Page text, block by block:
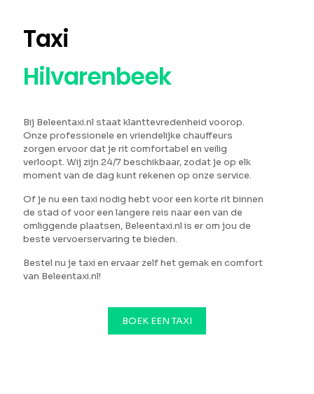
Taxi
Hilvarenbeek
Bij Beleentaxi.nl staat klanttevredenheid voorop.
Onze professionele en vriendelijke chauffeurs
zorgen ervoor dat je rit comfortabel en veilig
verloopt. Wij zijn 24/7 beschikbaar, zodat je op elk
moment van de dag kunt rekenen op onze service.
Of je nu een taxi nodig hebt voor een korte rit binnen
de stad of voor een langere reis naar een van de
omliggende plaatsen, Beleentaxi.nl is er om jou de
beste vervoerservaring te bieden.
Bestel nu je taxi en ervaar zelf het gemak en comfort
van Beleentaxi.nl!
BOEK EEN TAXI